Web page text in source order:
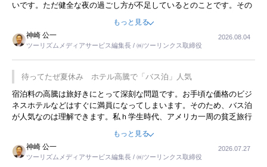
いです。ただ健全な夜の過ごし方が不足しているとのことです。その
ような意味で、金曜夜にこのようなイベントが行われれば、日本人に
限らず外国人にとっても楽しみが増えるでしょうね。
もっと見る
神崎 公一
ツーリズムメディアサービス編集長 / ㈱ツーリンクス取締役
2026.08.04
待ってたぜ夏休み ホテル高騰で「バス泊」人気
宿泊料の高騰は旅好きにとって深刻な問題です。お手頃な価格のビジ
ネスホテルなどはすぐに満員になってしまいます。そのため、バス泊
が人気なのは理解できます。私ｈ学生時代、アメリカ一周の貧乏旅行
をした時は、移動はグレイハウンドバスでした。夕方から夜の便を利
用してホテル代を浮かせていました。ただし、若いからできたことで
す。若い人が夜行バスで京都に行った、青森に行ったと聞くと、疲れ
が残らないのかなと思ってしまいます。
もっと見る
神崎 公一
ツーリズムメディアサービス編集長 / ㈱ツーリンクス取締役
2026.07.27